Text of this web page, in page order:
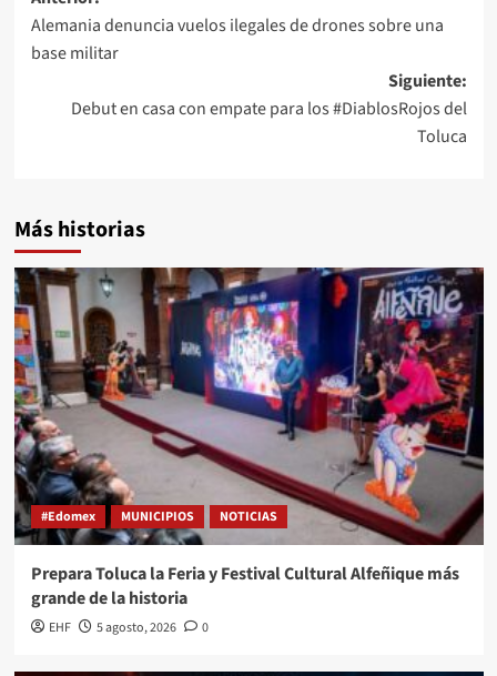
Alemania denuncia vuelos ilegales de drones sobre una
base militar
Siguiente:
Debut en casa con empate para los #DiablosRojos del
Toluca
Más historias
#Edomex MUNICIPIOS NOTICIAS
Prepara Toluca la Feria y Festival Cultural Alfeñique más
grande de la historia
EHF 5 agosto, 2026 0